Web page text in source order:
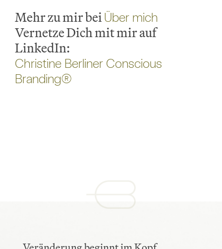
Mehr zu mir beiÜber mich
Vernetze Dich mit mir auf
LinkedIn:
Christine Berliner Conscious
Branding®